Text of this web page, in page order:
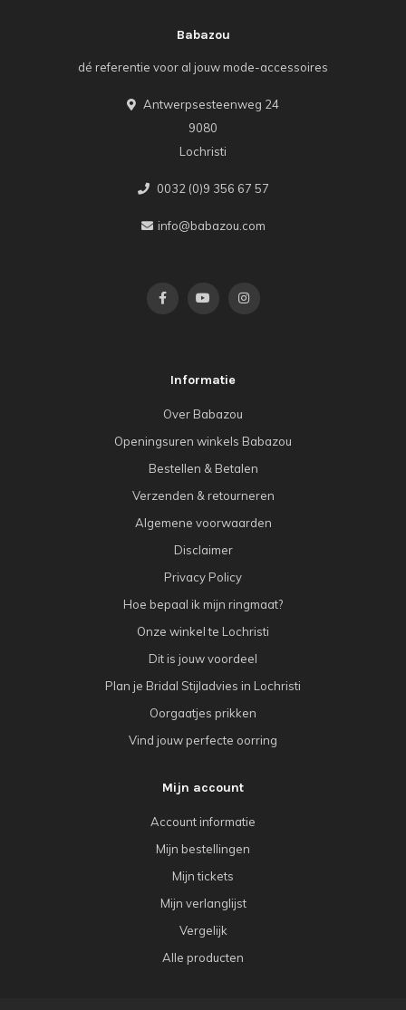
Babazou
dé referentie voor al jouw mode-accessoires
Antwerpsesteenweg 24
9080
Lochristi
0032 (0)9 356 67 57
info@babazou.com
Informatie
Over Babazou
Openingsuren winkels Babazou
Bestellen & Betalen
Verzenden & retourneren
Algemene voorwaarden
Disclaimer
Privacy Policy
Hoe bepaal ik mijn ringmaat?
Onze winkel te Lochristi
Dit is jouw voordeel
Plan je Bridal Stijladvies in Lochristi
Oorgaatjes prikken
Vind jouw perfecte oorring
Mijn account
Account informatie
Mijn bestellingen
Mijn tickets
Mijn verlanglijst
Vergelijk
Alle producten